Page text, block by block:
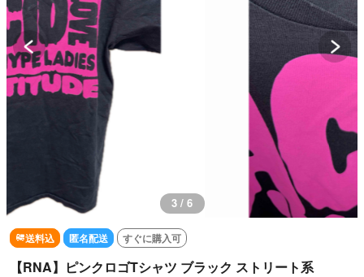
3 / 6
送料込 匿名配送 すぐに購入可
【RNA】ピンクロゴTシャツ ブラック ストリート系